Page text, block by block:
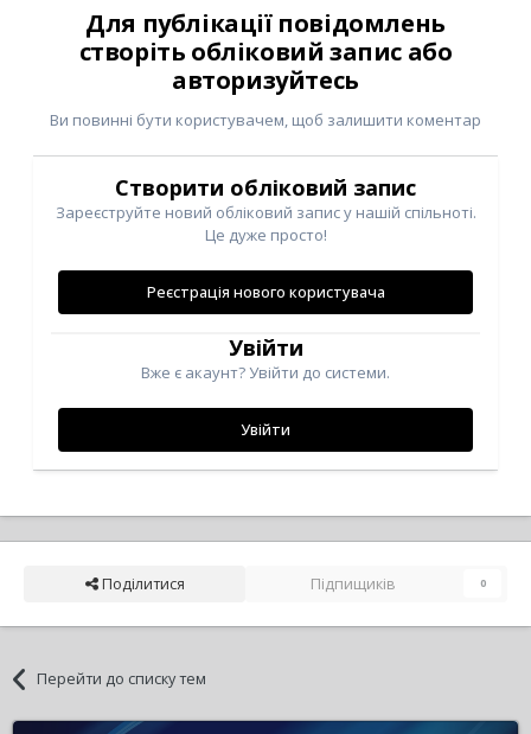
Для публікації повідомлень
створіть обліковий запис або
авторизуйтесь
Ви повинні бути користувачем, щоб залишити коментар
Створити обліковий запис
Зареєструйте новий обліковий запис у нашій спільноті.
Це дуже просто!
Реєстрація нового користувача
Увійти
Вже є акаунт? Увійти до системи.
Увійти
Поділитися Підпищиків 0
Перейти до списку тем